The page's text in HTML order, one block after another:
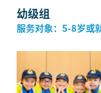
幼级组
服务对象：5-8岁或